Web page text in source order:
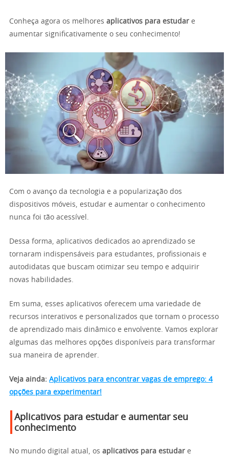
Conheça agora os melhores aplicativos para estudar e
aumentar significativamente o seu conhecimento!
Com o avanço da tecnologia e a popularização dos
dispositivos móveis, estudar e aumentar o conhecimento
nunca foi tão acessível.
Dessa forma, aplicativos dedicados ao aprendizado se
tornaram indispensáveis para estudantes, profissionais e
autodidatas que buscam otimizar seu tempo e adquirir
novas habilidades.
Em suma, esses aplicativos oferecem uma variedade de
recursos interativos e personalizados que tornam o processo
de aprendizado mais dinâmico e envolvente. Vamos explorar
algumas das melhores opções disponíveis para transformar
sua maneira de aprender.
Veja ainda: Aplicativos para encontrar vagas de emprego: 4
opções para experimentar!
Aplicativos para estudar e aumentar seu
conhecimento
No mundo digital atual, os aplicativos para estudar e